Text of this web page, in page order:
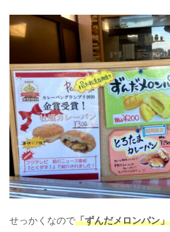
せっかくなので「ずんだメロンパン」